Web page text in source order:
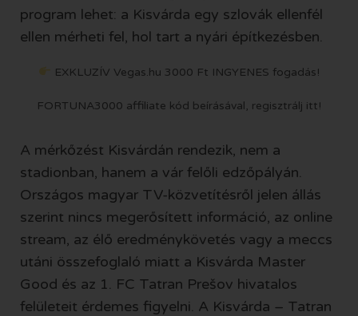
program lehet: a Kisvárda egy szlovák ellenfél
ellen mérheti fel, hol tart a nyári építkezésben.
EXKLUZÍV Vegas.hu 3000 Ft INGYENES fogadás!
FORTUNA3000 affiliate kód beírásával, regisztrálj itt!
A mérkőzést Kisvárdán rendezik, nem a
stadionban, hanem a vár felőli edzőpályán.
Országos magyar TV-közvetítésről jelen állás
szerint nincs megerősített információ, az online
stream, az élő eredménykövetés vagy a meccs
utáni összefoglaló miatt a Kisvárda Master
Good és az 1. FC Tatran Prešov hivatalos
felületeit érdemes figyelni. A Kisvárda – Tatran